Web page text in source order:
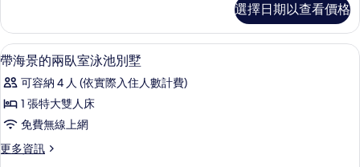
相
片
臥
室
泳
池
別
墅
的
景
的
一
室
泳
別
墅
的
選擇日期以查看價格
顯
示
帶
海
景
的
1 間臥室、高級寢具、客房內保險箱、
7
帶海景的兩臥室泳池別墅
可容納 4 人 (依實際入住人數計費)
1 張特大雙人床
免費無線上網
更多資訊
更